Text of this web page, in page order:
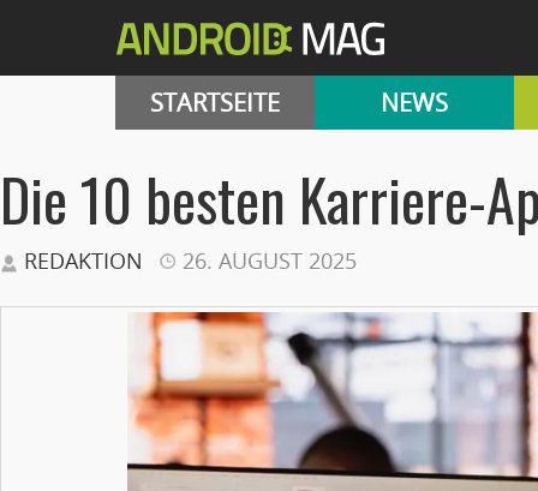
STARTSEITE NEWS
Die 10 besten Karriere-
REDAKTION 26. AUGUST 2025